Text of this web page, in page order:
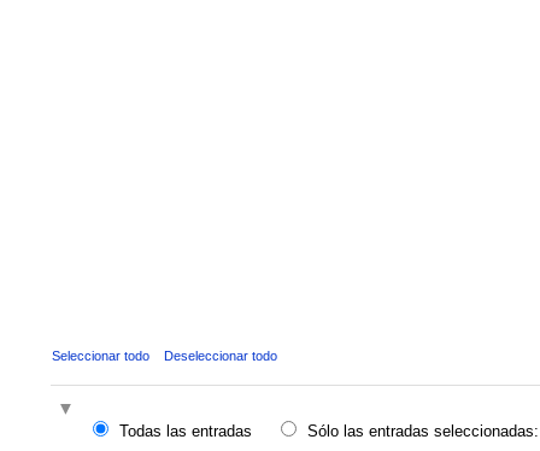
Seleccionar todo Deseleccionar todo
Todas las entradas
Sólo las entradas seleccionadas: